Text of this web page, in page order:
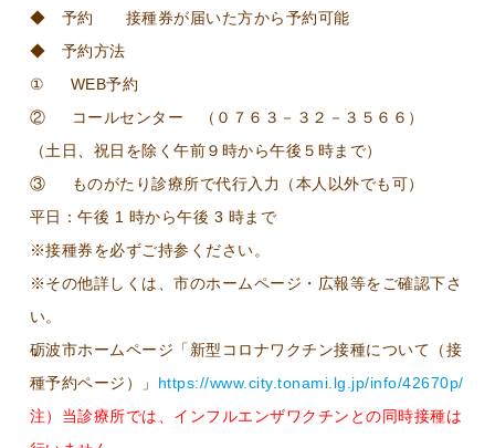
◆ 予約 接種券が届いた方から予約可能
◆ 予約方法
① WEB予約
② コールセンター （０７６３－３２－３５６６）
（土日、祝日を除く午前９時から午後５時まで）
③ ものがたり診療所で代行入力（本人以外でも可）
平日：午後 1 時から午後 3 時まで
※接種券を必ずご持参ください。
※その他詳しくは、市のホームページ・広報等をご確認下さ
い。
砺波市ホームページ「新型コロナワクチン接種について（接
種予約ページ）」 https://www.city.tonami.lg.jp/info/42670p/
注）当診療所では、インフルエンザワクチンとの同時接種は